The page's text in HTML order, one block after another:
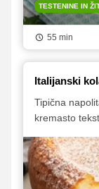
TESTENINE IN
55 min
Italijanski
Tipična
kremasto